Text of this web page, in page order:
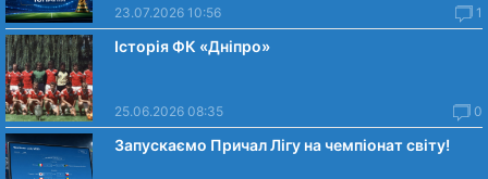
23.07.2026 10:56 1
Історія ФК «Дніпро»
25.06.2026 08:35 0
Запускаємо Причал Лігу на чемпіонат світу!